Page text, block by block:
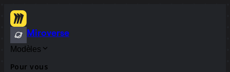
Miroverse
Modèles
Pour vous